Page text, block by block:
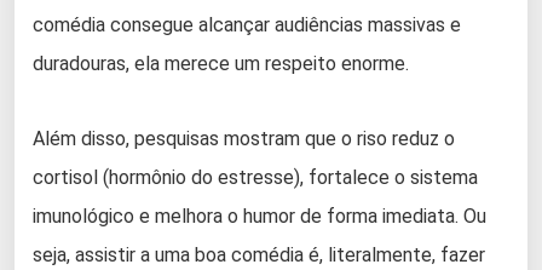
comédia consegue alcançar audiências massivas e
duradouras, ela merece um respeito enorme.
Além disso, pesquisas mostram que o riso reduz o
cortisol (hormônio do estresse), fortalece o sistema
imunológico e melhora o humor de forma imediata. Ou
seja, assistir a uma boa comédia é, literalmente, fazer